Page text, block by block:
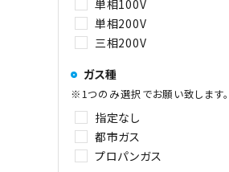
単相100V
単相200V
三相200V
ガス種
※1つのみ選択でお願い致します。
指定なし
都市ガス
プロパンガス